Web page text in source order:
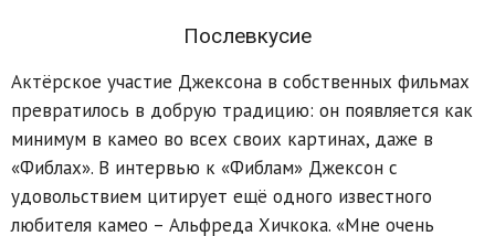
Послевкусие
Актёрское участие Джексона в собственных фильмах
превратилось в добрую традицию: он появляется как
минимум в камео во всех своих картинах, даже в
«Фиблах». В интервью к «Фиблам» Джексон с
удовольствием цитирует ещё одного известного
любителя камео – Альфреда Хичкока. «Мне очень